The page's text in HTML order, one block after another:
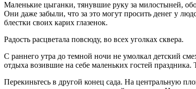
Маленькие цыганки, тянувшие руку за милостыней,
Они даже забыли, что за это могут просить денег у
блестки своих карих глазенок.
Радость расцветала повсюду, во всех уголках сквера.
С раннего утра до темной ночи не умолкал детский
отдыха возившие на себе маленьких гостей
Перекиньтесь в другой конец сада. На центральную